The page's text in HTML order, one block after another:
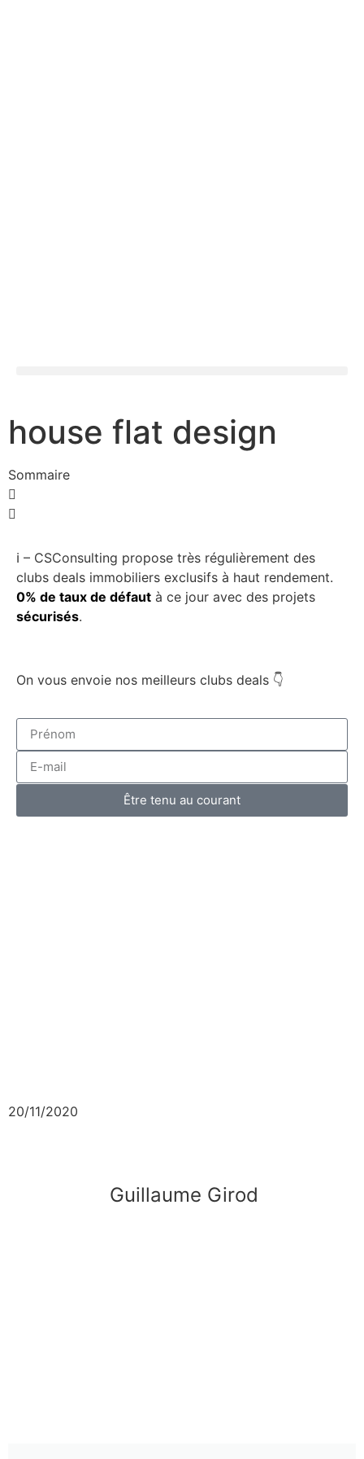
house flat design
Sommaire
ℹ️ – CSConsulting propose très régulièrement des
clubs deals immobiliers exclusifs à haut rendement.
0% de taux de défaut à ce jour avec des projets
sécurisés.
On vous envoie nos meilleurs clubs deals 👇
Être tenu au courant
20/11/2020
Guillaume Girod